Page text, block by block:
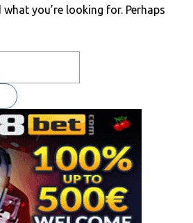
what you’re looking for. Perhaps